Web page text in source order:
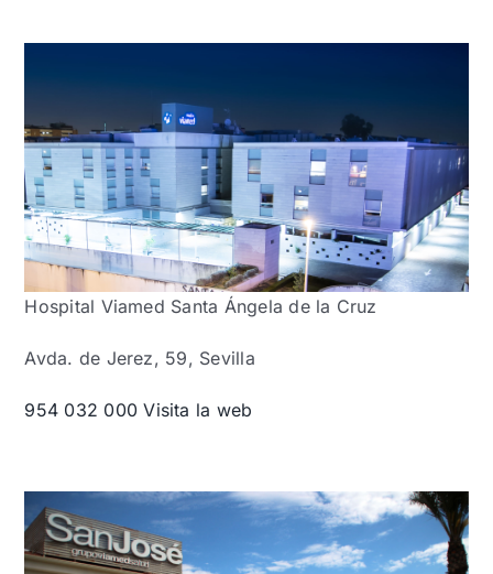
Hospital Viamed Santa Ángela de la Cruz
Avda. de Jerez, 59, Sevilla
954 032 000 Visita la web